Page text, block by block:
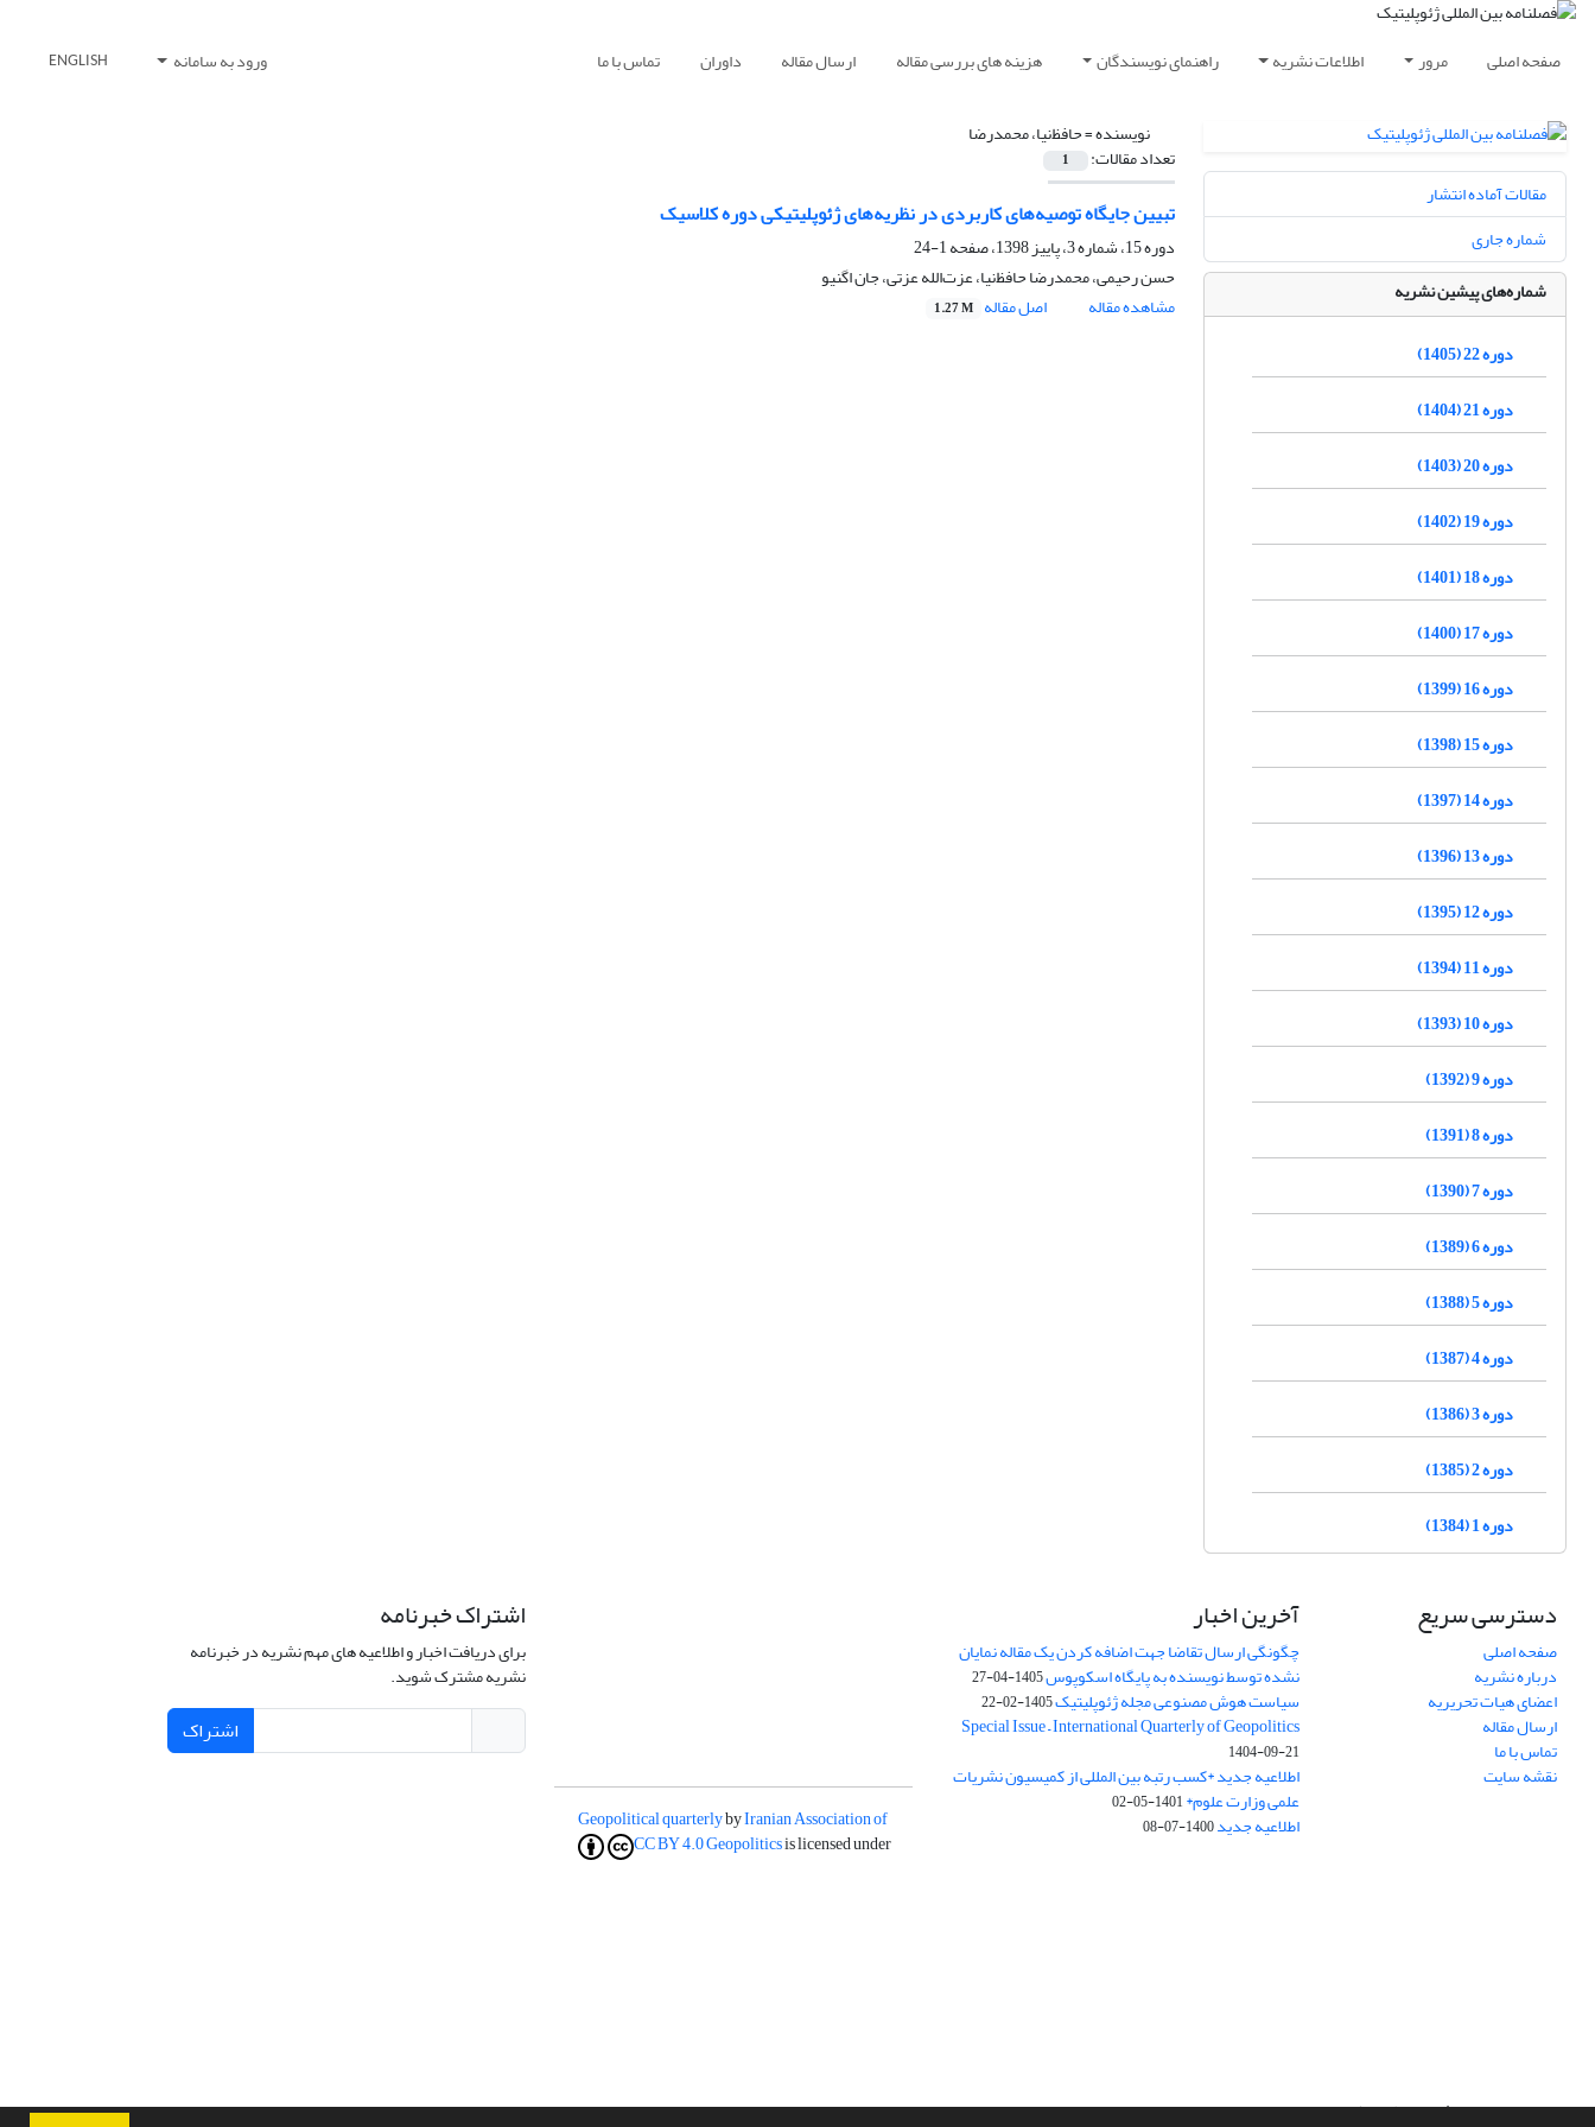
صفحه اصلی مرور اطلاعات نشریه راهنمای نویسندگان هزینه های بررسی مقاله ارسال مقاله داوران تماس با ما ورود به سامانه ENGLISH
نویسنده =حافظ‌نیا، محمد‌رضا
تعداد مقالات: 1
تبیین جایگاه توصیه‌های کاربردی در نظریه‌های ژئوپلیتیکی دوره کلاسیک
دوره 15، شماره 3، پاییز 1398، صفحه
1-24
حسن رحیمی، محمد‌رضا حافظ‌نیا، عزت‌الله عزتی، جان اگنیو
مشاهده مقاله
اصل مقاله 1.27 M
مقالات آماده انتشار
شماره جاری
شماره‌های پیشین نشریه
دوره 22 (1405)
دوره 21 (1404)
دوره 20 (1403)
دوره 19 (1402)
دوره 18 (1401)
دوره 17 (1400)
دوره 16 (1399)
دوره 15 (1398)
دوره 14 (1397)
دوره 13 (1396)
دوره 12 (1395)
دوره 11 (1394)
دوره 10 (1393)
دوره 9 (1392)
دوره 8 (1391)
دوره 7 (1390)
دوره 6 (1389)
دوره 5 (1388)
دوره 4 (1387)
دوره 3 (1386)
دوره 2 (1385)
دوره 1 (1384)
دسترسی سریع
صفحه اصلی
درباره نشریه
اعضای هیات تحریریه
ارسال مقاله
تماس با ما
نقشه سایت
آخرین اخبار
چگونگی ارسال تقاضا جهت اضافه کردن یک مقاله نمایان
نشده توسط نویسنده به پایگاه اسکوپوس1405-04-27
سیاست هوش مصنوعی مجله ژئوپلیتیک1405-02-22
Special Issue – International Quarterly of Geopolitics
1404-09-21
اطلاعیه جدید *کسب رتبه بین المللی از کمیسیون نشریات
علمی وزارت علوم*1401-05-02
اطلاعیه جدید1400-07-08
Geopolitical quarterlybyIranian Association of
Geopoliticsis licensed under
CC BY 4.0
اشتراک خبرنامه
برای دریافت اخبار و اطلاعیه های مهم نشریه در خبرنامه
نشریه مشترک شوید.
اشتراک
سامانه مدیریت نشریات علمی.طراحی و پیاده سازی ازسیناوب